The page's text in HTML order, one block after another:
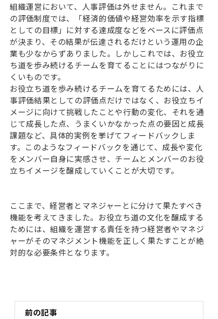
組織運営において、人事評価は外せません。これまで
の評価制度では、「経済的価値や経営効率を示す指標
としての目標」に対する達成度などをベースに評価点
が決まり、その結果が伝達されるだけという運用の企
業も少なからずありました。しかしこれでは、お役立
ち道を歩み続けるチームを育てることにはつながりに
くいものです。
お役立ち道を歩み続けるチームを育てるためには、人
事評価結果としての評価点だけではなく、お役立ちイ
メージに向けて挑戦したことや行動の変化、それを通
じて成長した点、うまくいかなかった点の要因と成長
課題など、具体的実例を挙げてフィードバックしま
す。このようなフィードバックを通じて、成長や変化
をメンバー自身に実感させ、チームとメンバーのお役
立ちイメージを醸成していくことが大切です。
ここまで、経営者とマネジャーとに分けて果たすべき
機能を考えてきました。お役立ち道の文化を醸成する
ためには、組織を運営する責任を持つ経営者やマネジ
ャーがそのマネジメント機能を正しく果たすことが絶
対的な必要条件となります。
前の記事